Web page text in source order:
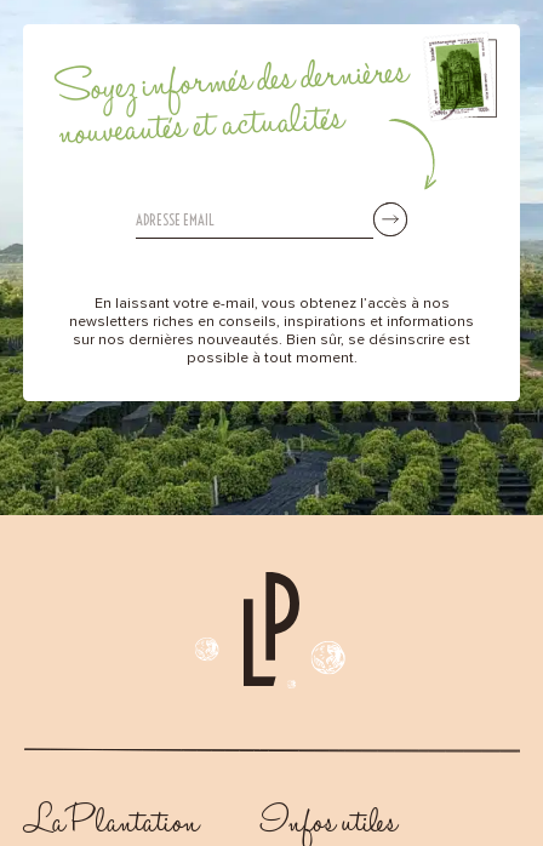
Soyez informés des dernières
nouveautés et actualités
En laissant votre e-mail, vous obtenez l’accès à nos
newsletters riches en conseils, inspirations et informations
sur nos dernières nouveautés. Bien sûr, se désinscrire est
possible à tout moment.
La Plantation Infos utiles